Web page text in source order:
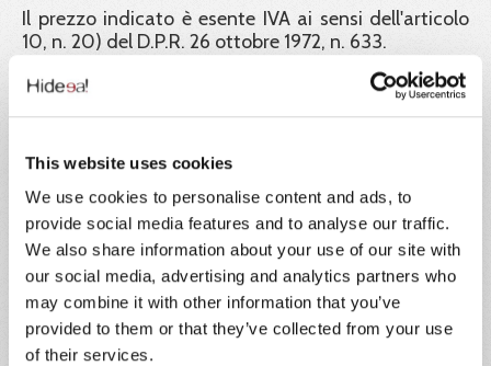
This website uses cookies
We use cookies to personalise content and ads, to
provide social media features and to analyse our traffic.
We also share information about your use of our site with
our social media, advertising and analytics partners who
may combine it with other information that you’ve
provided to them or that they’ve collected from your use
of their services.
Il prezzo indicato è esente IVA ai sensi dell'articolo
10, n. 20) del D.P.R. 26 ottobre 1972, n. 633.
Ente formatore:
certificato ISO 9001.
Garanzia dei certificati:
Hideea Srl garantisce la validità legale dei corsi
pubblicati sul portale Impresa8108 e a tutela dei
corsisti rende liberamente consultabili e scaricabili
dal portale tutti i documenti e gli atti richiesti dalla
normativa vigente a convalida dei percorsi didattici